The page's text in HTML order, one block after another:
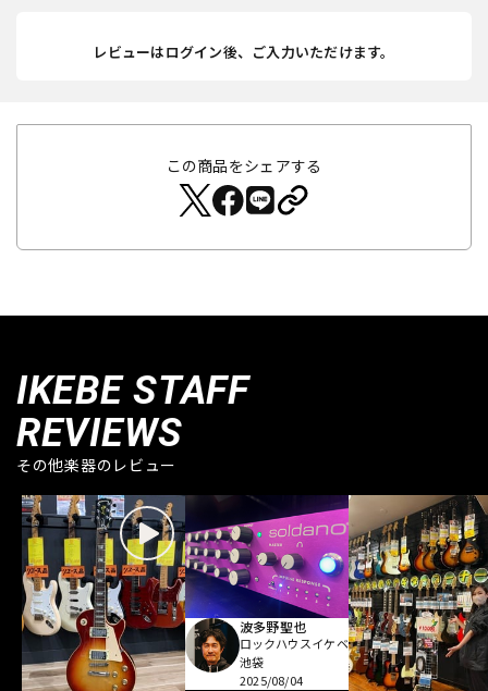
レビューはログイン後、ご入力いただけます。
この商品をシェアする
IKEBE STAFF
REVIEWS
その他楽器のレビュー
波多野聖也
ロックハウスイケベ
池袋
2025/08/04